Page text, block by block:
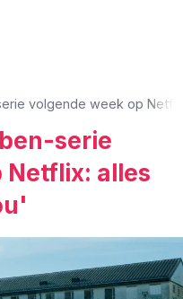
volgende week op
serie
Netflix: alles